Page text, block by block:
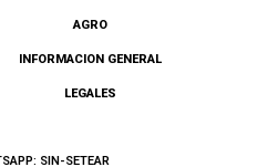
AGRO
INFORMACION GENERAL
LEGALES
SIN-SETEAR